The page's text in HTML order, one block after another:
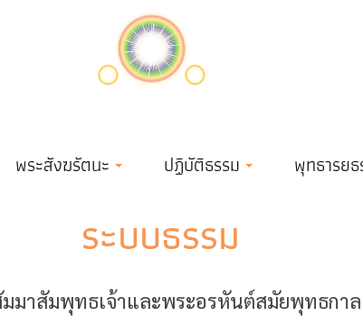
พระสังฆรัตนะ ปฏิบัติธรรม พุทธารย
ระบบธรรม
มาสัมพุทธเจ้าและพระอรหันต์สมัยพุทธกาล